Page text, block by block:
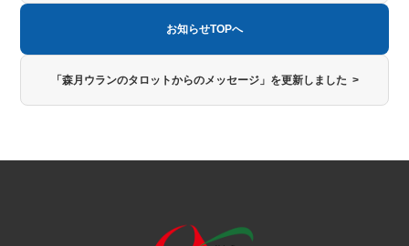
お知らせTOPへ
「森月ウランのタロットからのメッセージ」を更新しました >